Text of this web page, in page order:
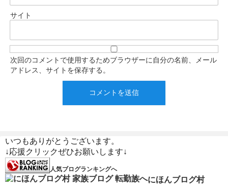
サイト
次回のコメントで使用するためブラウザーに自分の名前、メール
アドレス、サイトを保存する。
いつもありがとうございます。
↓応援クリックぜひお願いします↓
人気ブログランキングへ
にほんブログ村